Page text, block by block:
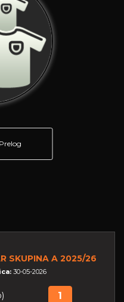
Prelog
SKUPINA A 2025/26
30-05-2026
1